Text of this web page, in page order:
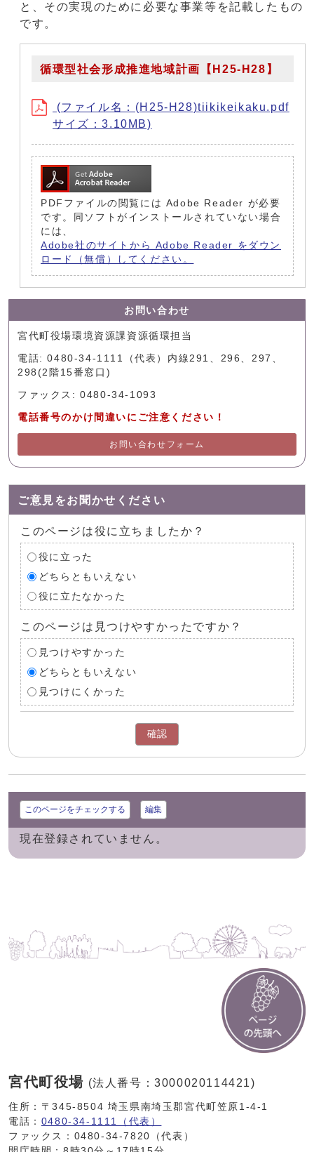
と、その実現のために必要な事業等を記載したもの
です。
循環型社会形成推進地域計画【H25-H28】
(ファイル名：(H25-H28)tiikikeikaku.pdf
サイズ：3.10MB)
PDFファイルの閲覧には Adobe Reader が必要
です。同ソフトがインストールされていない場合
には、
Adobe社のサイトから Adobe Reader をダウン
ロード（無償）してください。
お問い合わせ
宮代町役場環境資源課資源循環担当
電話: 0480-34-1111（代表）内線291、296、297、
298(2階15番窓口)
ファックス: 0480-34-1093
電話番号のかけ間違いにご注意ください！
お問い合わせフォーム
ご意見をお聞かせください
このページは役に立ちましたか？
役に立った
どちらともいえない
役に立たなかった
このページは見つけやすかったですか？
見つけやすかった
どちらともいえない
見つけにくかった
確認
このページをチェックする 編集
現在登録されていません。
宮代町役場 (法人番号：3000020114421)
住所：〒345-8504 埼玉県南埼玉郡宮代町笠原1-4-1
電話： 0480-34-1111（代表）
ファックス：0480-34-7820（代表）